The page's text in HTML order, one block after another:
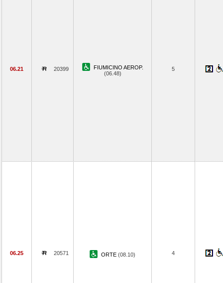
06.21 20399
FIUMICINO AEROP.
(06.48)
5
06.25 20571 ORTE (08.10) 4